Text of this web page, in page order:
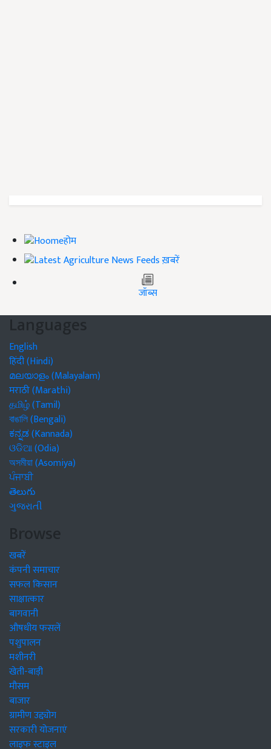
होम
ख़बरें
जॉब्स
Languages
English
हिंदी (Hindi)
മലയാളം (Malayalam)
मराठी (Marathi)
தமிழ் (Tamil)
বাঙালি (Bengali)
ಕನ್ನಡ (Kannada)
ଓଡିଆ (Odia)
অসমীয়া (Asomiya)
ਪੰਜਾਬੀ
తెలుగు
ગુજરાતી
Browse
खबरें
कंपनी समाचार
सफल किसान
साक्षात्कार
बागवानी
औषधीय फसलें
पशुपालन
मशीनरी
खेती-बाड़ी
मौसम
बाजार
ग्रामीण उद्द्योग
सरकारी योजनाएं
लाइफ स्टाइल